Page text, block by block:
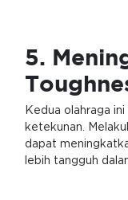
5.
Kedua olahraga
ketekunan.
dapat
lebih tangguh